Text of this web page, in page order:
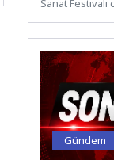
Gündem